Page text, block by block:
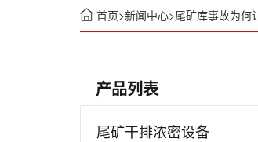
首页>新闻中心>尾矿库事故为何
产品列表
尾矿干排浓密设备